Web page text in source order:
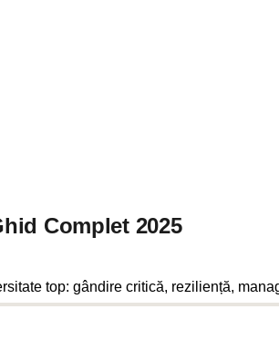
Complet 2025
top: gândire critică, reziliență,